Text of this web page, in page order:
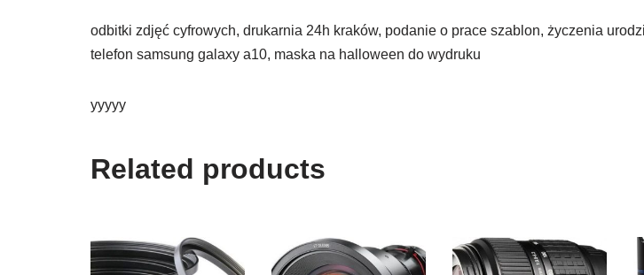
odbitki zdjęć cyfrowych, drukarnia 24h kraków, podanie o prace szablon, życzenia
telefon samsung galaxy a10, maska na halloween do wydruku
yyyyy
Related products